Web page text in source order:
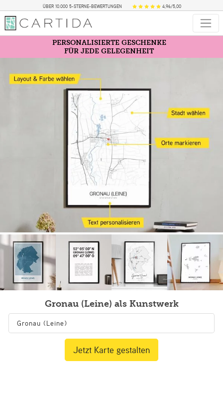
ÜBER 10.000 5-STERNE-BEWERTUNGEN 4,96/5,00
PERSONALISIERTE GESCHENKE
FÜR JEDE GELEGENHEIT
Gronau (Leine) als Kunstwerk
Jetzt Karte gestalten